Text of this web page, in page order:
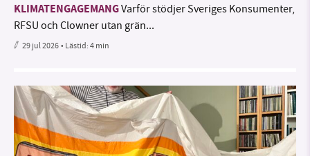
KLIMATENGAGEMANGVarför stödjer Sveriges Konsumenter,
RFSU och Clowner utan grän...
29 jul 2026• Lästid:4 min